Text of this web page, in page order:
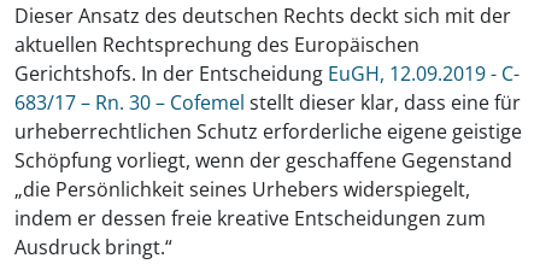
Dieser Ansatz des deutschen Rechts deckt sich mit der
aktuellen Rechtsprechung des Europäischen
Gerichtshofs. In der Entscheidung EuGH, 12.09.2019 - C-
683/17 – Rn. 30 – Cofemel stellt dieser klar, dass eine für
urheberrechtlichen Schutz erforderliche eigene geistige
Schöpfung vorliegt, wenn der geschaffene Gegenstand
„die Persönlichkeit seines Urhebers widerspiegelt,
indem er dessen freie kreative Entscheidungen zum
Ausdruck bringt.“